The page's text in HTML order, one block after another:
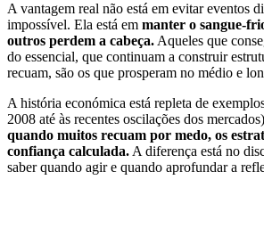
A vantagem real não está em evitar eventos
impossível. Ela está em manter o sangue-
outros perdem a cabeça. Aqueles que
do essencial, que continuam a construir
recuam, são os que prosperam no médio e
A história económica está repleta de
2008 até às recentes oscilações dos
quando muitos recuam por medo, os
confiança calculada. A diferença está no
saber quando agir e quando aprofundar a